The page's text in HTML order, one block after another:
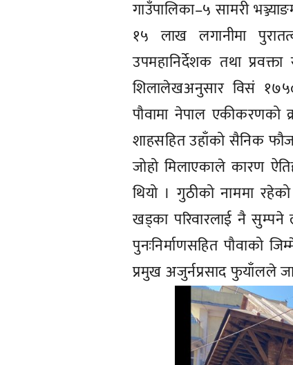
गाउँपालिका–५ सामरी
१५ लाख लगानीमा
उपमहानिर्देशक तथा
शिलालेखअनुसार विसं
पौवामा नेपाल एकीकरणको
शाहसहित उहाँको सैनिक
जोहो मिलाएकाले कारण
थियो । गुठीको नाममा
खड्का परिवारलाई नै सुम्पने
पुनःनिर्माणसहित पौवाको
प्रमुख अजुर्नप्रसाद फुयाँलले